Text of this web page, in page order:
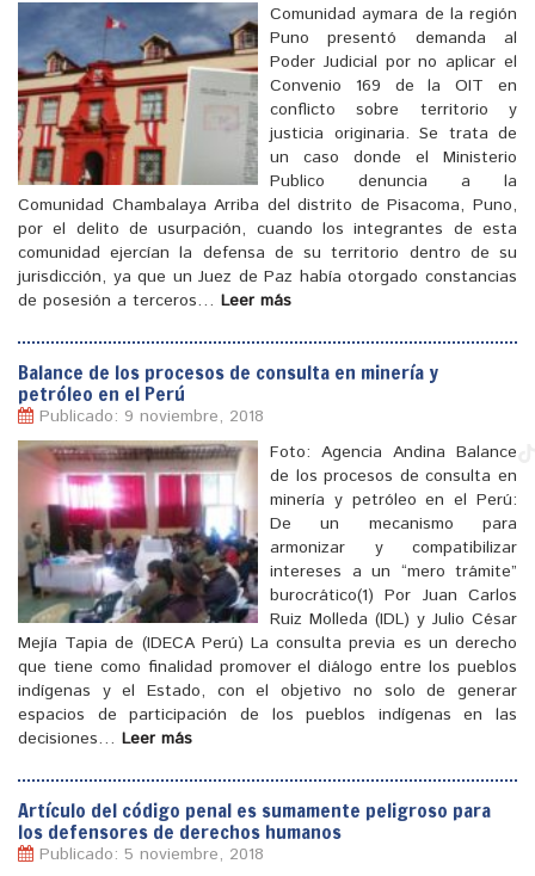
[ ]
Comunidad aymara de la región
Puno presentó demanda al
Poder Judicial por no aplicar el
Convenio 169 de la OIT en
conflicto sobre territorio y
justicia originaria. Se trata de
un caso donde el Ministerio
Publico denuncia a la
Comunidad Chambalaya Arriba del distrito de Pisacoma, Puno,
por el delito de usurpación, cuando los integrantes de esta
comunidad ejercían la defensa de su territorio dentro de su
jurisdicción, ya que un Juez de Paz había otorgado constancias
de posesión a terceros… Leer más
Balance de los procesos de consulta en minería y
petróleo en el Perú
Publicado: 9 noviembre, 2018
[ ]
Foto: Agencia Andina Balance
de los procesos de consulta en
minería y petróleo en el Perú:
De un mecanismo para
armonizar y compatibilizar
intereses a un “mero trámite”
burocrático(1) Por Juan Carlos
Ruiz Molleda (IDL) y Julio César
Mejía Tapia de (IDECA Perú) La consulta previa es un derecho
que tiene como finalidad promover el diálogo entre los pueblos
indígenas y el Estado, con el objetivo no solo de generar
espacios de participación de los pueblos indígenas en las
decisiones… Leer más
Artículo del código penal es sumamente peligroso para
los defensores de derechos humanos
Publicado: 5 noviembre, 2018